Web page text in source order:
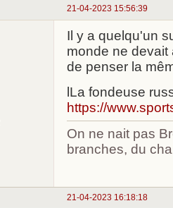
21-04-2023 15:56:39
Il y a quelqu'un
monde ne
de penser la
lLa fondeuse
https://
On ne nait pas
branches, du
21-04-2023 16:18:18